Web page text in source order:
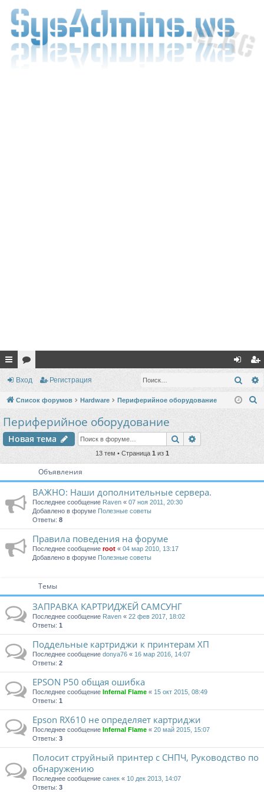
с
ы
и
ор хо
д
ег
ис
Вход Регистрация
Список форумов Hardware Периферийное оборудование
Периферийное оборудование
Новая тема Поиск
13 тем • Страница 1 из 1
Объявления
ВАЖНО: Наши дополнительные сервера.
Последнее сообщение Raven « 07 ноя 2011, 20:30
Добавлено в форуме Полезные советы
Ответы: 8
Правила поведения на форуме
Последнее сообщение root « 04 мар 2010, 13:17
Добавлено в форуме Полезные советы
Темы
ЗАПРАВКА КАРТРИДЖЕЙ САМСУНГ
Последнее сообщение Raven « 22 фев 2017, 18:02
Ответы: 1
Поддельные кaртриджи к принтeрaм ХП
Последнее сообщение donya76 « 16 мар 2016, 14:07
Ответы: 2
EPSON P50 общая ошибка
Последнее сообщение Infernal Flame « 15 окт 2015, 08:49
Ответы: 1
Epson RX610 не определяет картриджи
Последнее сообщение Infernal Flame « 20 май 2015, 15:07
Ответы: 3
Полосит струйный принтер с СНПЧ, Руководство по
обнаружению
Последнее сообщение санек « 10 дек 2013, 14:07
Ответы: 3